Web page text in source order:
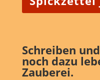
Schreiben
noch dazu
Zauberei.
Inhalte von Videoplattformen
Cookie-
powered by Borlabs Cookie